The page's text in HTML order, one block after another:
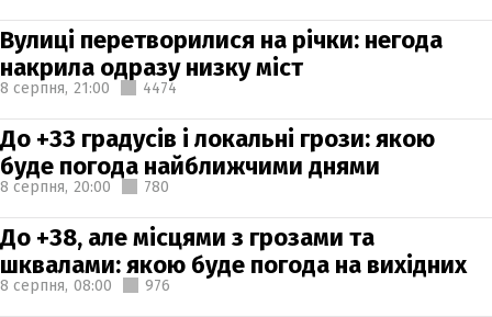
Вулиці перетворилися на річки: негода
накрила одразу низку міст
8 серпня, 21:00 4474
До +33 градусів і локальні грози: якою
буде погода найближчими днями
8 серпня, 20:00 780
До +38, але місцями з грозами та
шквалами: якою буде погода на вихідних
8 серпня, 08:00 976